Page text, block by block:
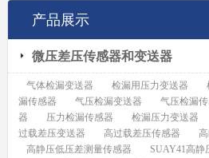
产品展示
微压差压传感器和变送器
气体检漏变送器 检漏用压力变送器
漏传感器
气压检漏变送器 气压检漏
器
压力检漏传感器 检漏压力变送器
过载差压变送器
高过载差压传感器
高静压低压差测量传感器
SUAY41高静